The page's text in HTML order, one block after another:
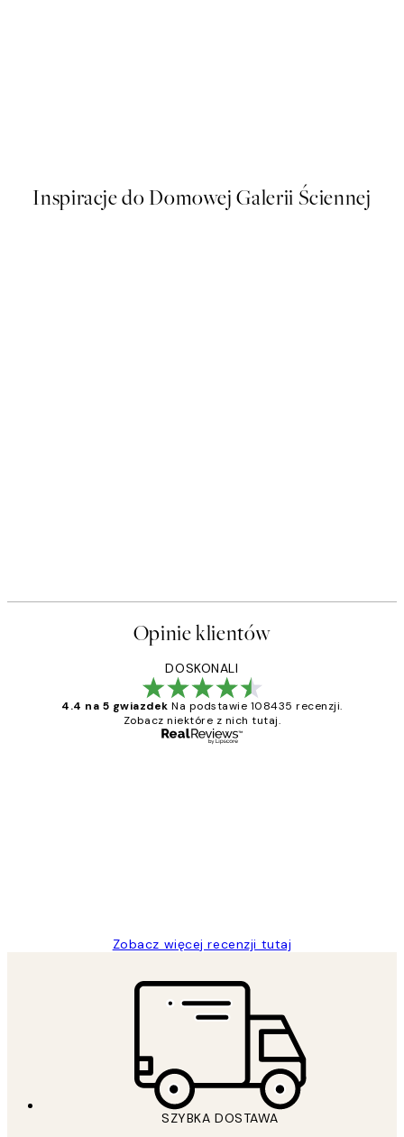
Inspiracje do Domowej Galerii Ściennej
Opinie klientów
DOSKONALI
4.4 na 5 gwiazdek Na podstawie 108435 recenzji.
Zobacz niektóre z nich tutaj.
Zobacz więcej recenzji tutaj
SZYBKA DOSTAWA